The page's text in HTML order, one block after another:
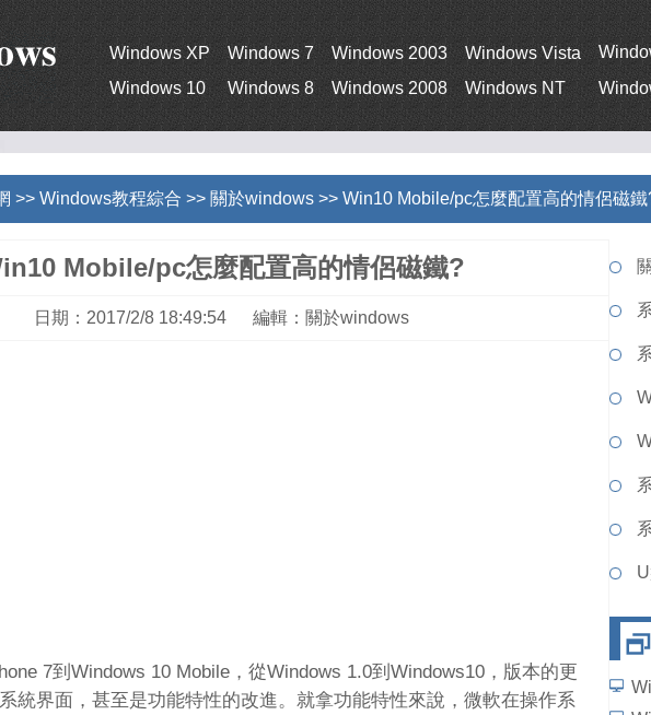
Windows XP Windows 7 Windows 2003 Windows Vista
Windows 10
Windows 8 Windows 2008 Windows NT
>> Windows教程綜合 >> 關於windows >> Win10 Mobile/pc怎麼配置高的情侶磁鐵
Mobile/pc怎麼配置高的情侶磁鐵?
日期：2017/2/8 18:49:54 編輯：關於windows
7到Windows 10 Mobile，從Windows 1.0到Windows10，版本的更
統界面，甚至是功能特性的改進。就拿功能特性來說，微軟在操作系